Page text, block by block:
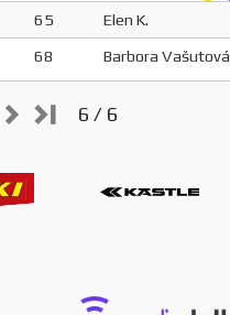
65 Elen K.
68 Barbora Vašutová
6 / 6